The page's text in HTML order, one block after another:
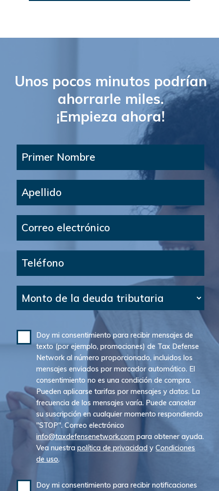
Unos pocos minutos podrían
ahorrarle miles.
¡Empieza ahora!
Primer Nombre
Apellido
Correo electrónico
Teléfono
Monto de la deuda tributaria
Doy mi consentimiento para recibir mensajes de
texto (por ejemplo, promociones) de Tax Defense
Network al número proporcionado, incluidos los
mensajes enviados por marcador automático. El
consentimiento no es una condición de compra.
Pueden aplicarse tarifas por mensajes y datos. La
frecuencia de los mensajes varía. Puede cancelar
su suscripción en cualquier momento respondiendo
"STOP". Correo electrónico
info@taxdefensenetwork.com para obtener ayuda.
Vea nuestrapolítica de privacidad yCondiciones
de uso.
Doy mi consentimiento para recibir notificaciones